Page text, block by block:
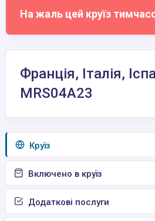
На жаль цей круїз
Франція, Італія,
MRS04A23
Круїз
Включено в круїз
Додаткові послуги